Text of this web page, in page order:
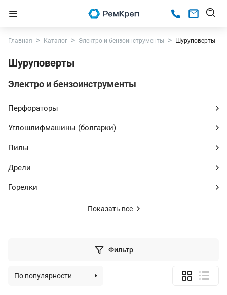
Главная Каталог Электро и бензоинструменты Шуруповерты
Шуруповерты
Электро и бензоинструменты
Перфораторы
Углошлифмашины (болгарки)
Пилы
Дрели
Горелки
Показать все
Фильтр
По популярности